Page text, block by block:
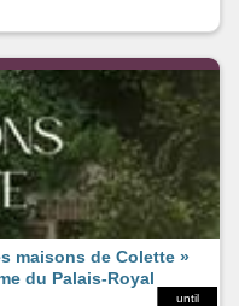
until
maisons de Colette »
du Palais-Royal